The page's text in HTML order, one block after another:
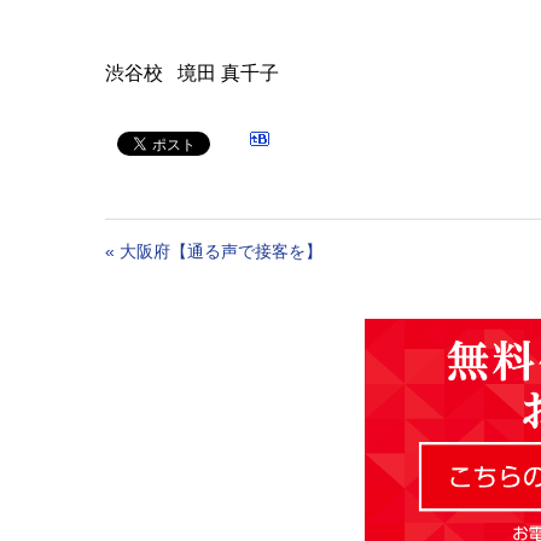
渋谷校 境田 真千子
« 大阪府【通る声で接客を】